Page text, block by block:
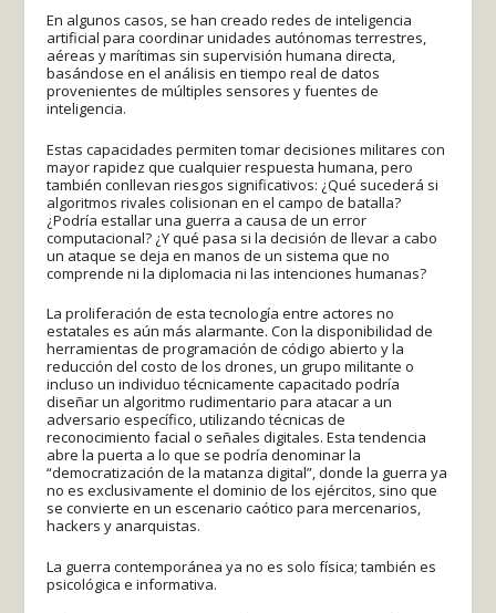
En algunos casos, se han creado redes de inteligencia
artificial para coordinar unidades autónomas terrestres,
aéreas y marítimas sin supervisión humana directa,
basándose en el análisis en tiempo real de datos
provenientes de múltiples sensores y fuentes de
inteligencia.
Estas capacidades permiten tomar decisiones militares con
mayor rapidez que cualquier respuesta humana, pero
también conllevan riesgos significativos: ¿Qué sucederá si
algoritmos rivales colisionan en el campo de batalla?
¿Podría estallar una guerra a causa de un error
computacional? ¿Y qué pasa si la decisión de llevar a cabo
un ataque se deja en manos de un sistema que no
comprende ni la diplomacia ni las intenciones humanas?
La proliferación de esta tecnología entre actores no
estatales es aún más alarmante. Con la disponibilidad de
herramientas de programación de código abierto y la
reducción del costo de los drones, un grupo militante o
incluso un individuo técnicamente capacitado podría
diseñar un algoritmo rudimentario para atacar a un
adversario específico, utilizando técnicas de
reconocimiento facial o señales digitales. Esta tendencia
abre la puerta a lo que se podría denominar la
“democratización de la matanza digital”, donde la guerra ya
no es exclusivamente el dominio de los ejércitos, sino que
se convierte en un escenario caótico para mercenarios,
hackers y anarquistas.
La guerra contemporánea ya no es solo física; también es
psicológica e informativa.